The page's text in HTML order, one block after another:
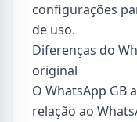
configurações
de uso.
Diferenças do
original
O WhatsApp GB
relação ao